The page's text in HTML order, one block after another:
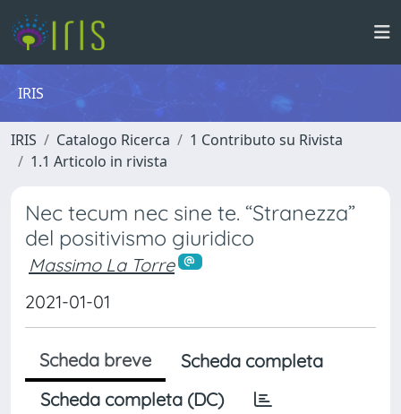
IRIS
IRIS Catalogo Ricerca
1 Contributo su Rivista
1.1 Articolo in rivista
Nec tecum nec sine te. “Stranezza”
del positivismo giuridico
Massimo La Torre
2021-01-01
Scheda breve
Scheda completa
Scheda completa (DC)